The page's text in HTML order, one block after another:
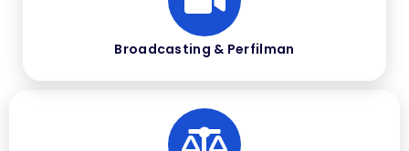
Broadcasting & Perfilman